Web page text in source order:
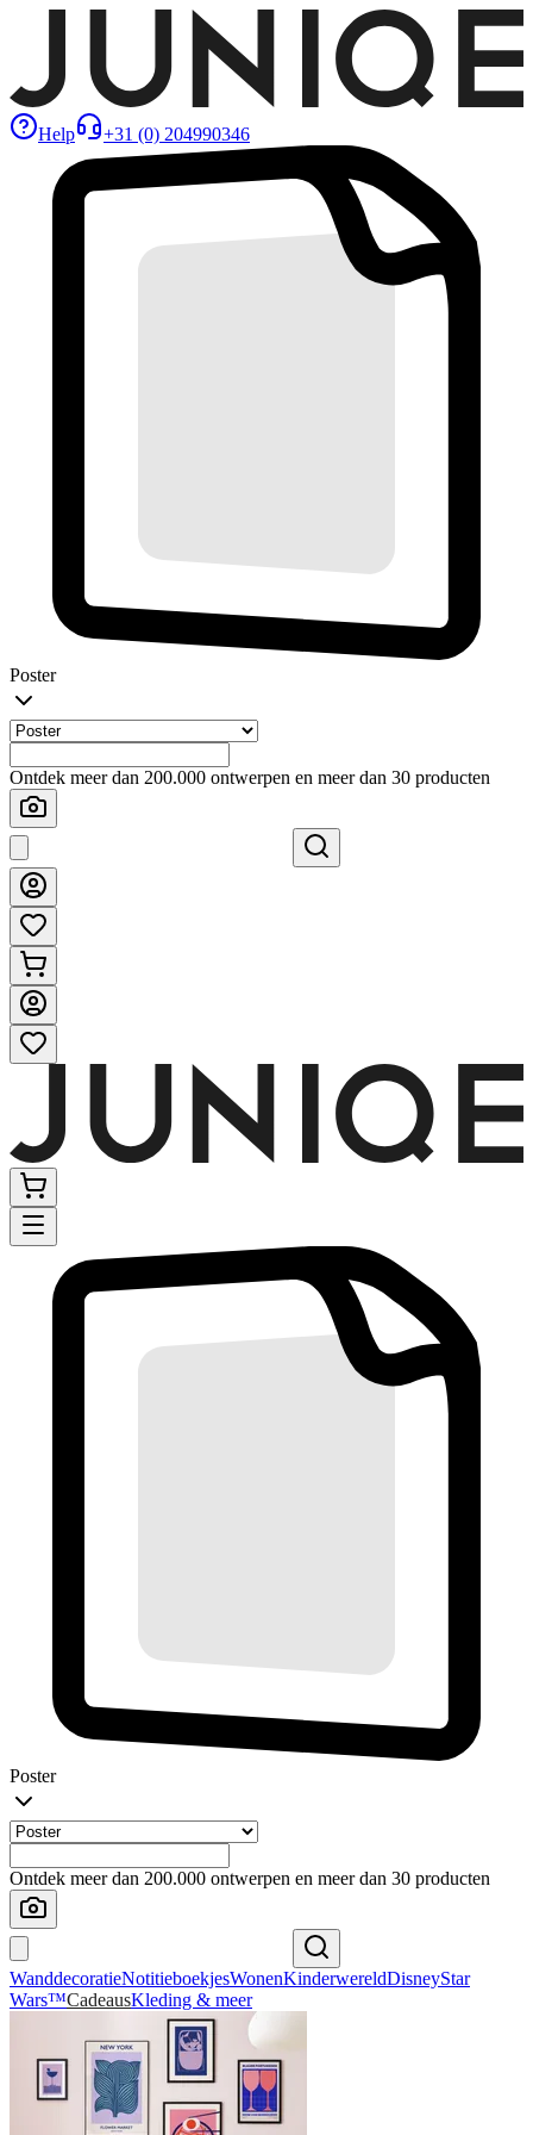
Help +31 (0) 204990346
Poster
Ontdek meer dan 200.000 ontwerpen en meer dan 30 producten
Poster
Ontdek meer dan 200.000 ontwerpen en meer dan 30 producten
WanddecoratieNotitieboekjesWonenKinderwereldDisneyStar
Wars™CadeausKleding & meer